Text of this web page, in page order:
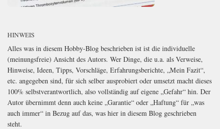
HINWEIS
Alles was in diesem Hobby-Blog beschrieben ist ist die individuelle
(meinungsfreie) Ansicht des Autors. Wer Dinge, die u.a. als Verweise,
Hinweise, Ideen, Tipps, Vorschläge, Erfahrungsberichte, „Mein Fazit“,
etc. angegeben sind, für sich selber ausprobiert oder umsetzt macht dieses
100% selbstverantwortlich, also vollständig auf eigene „Gefahr“ hin. Der
Autor übernimmt denn auch keine „Garantie“ oder „Haftung“ für „was
auch immer“ in Bezug auf das, was hier in diesem Blog geschrieben
steht.